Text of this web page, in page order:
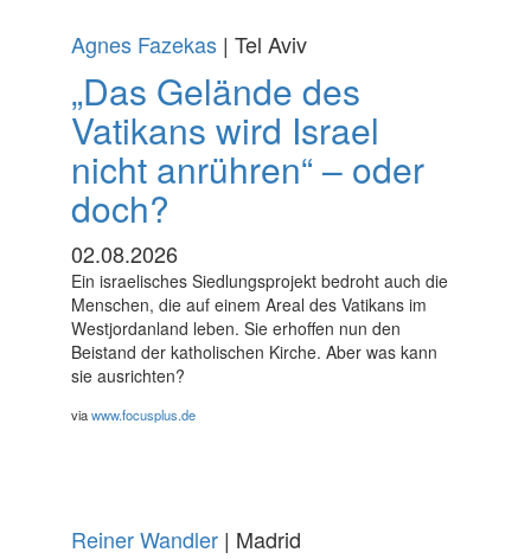
Agnes Fazekas | Tel Aviv
„Das Gelände des
Vatikans wird Israel
nicht anrühren“ – oder
doch?
02.08.2026
Ein israelisches Siedlungsprojekt bedroht auch die
Menschen, die auf einem Areal des Vatikans im
Westjordanland leben. Sie erhoffen nun den
Beistand der katholischen Kirche. Aber was kann
sie ausrichten?
viawww.focusplus.de
Reiner Wandler | Madrid